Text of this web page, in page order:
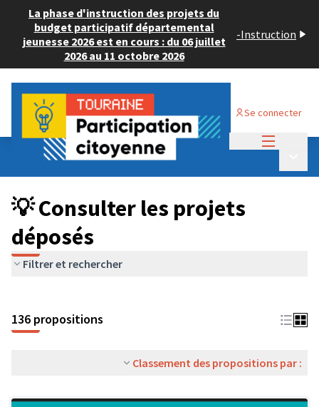
La phase d'instruction des projets du
budget participatif départemental
jeunesse 2026 est en cours : du 06 juillet
2026 au 11 octobre 2026
-Instruction
Se connecter
Budget Participatif JEUNESSE 2024
💡 Consulter les projets déposés
💡 Consulter les projets
déposés
Filtrer et rechercher
136 propositions
Classement des propositions par :